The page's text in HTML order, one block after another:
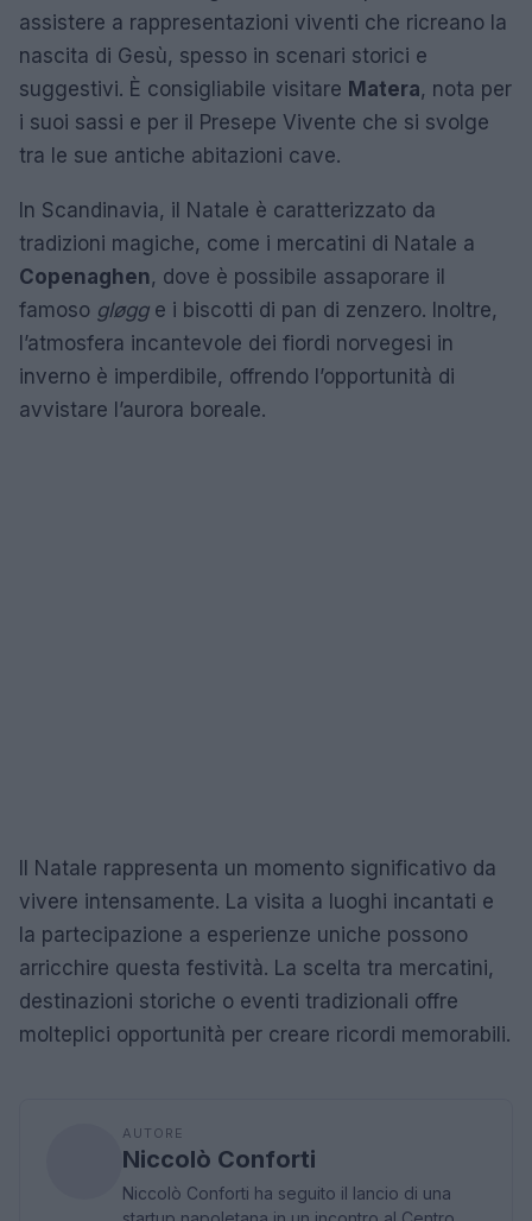
assistere a rappresentazioni viventi che ricreano la
nascita di Gesù, spesso in scenari storici e
suggestivi. È consigliabile visitare Matera, nota per
i suoi sassi e per il Presepe Vivente che si svolge
tra le sue antiche abitazioni cave.
In Scandinavia, il Natale è caratterizzato da
tradizioni magiche, come i mercatini di Natale a
Copenaghen, dove è possibile assaporare il
famoso gløgge i biscotti di pan di zenzero. Inoltre,
l’atmosfera incantevole dei fiordi norvegesi in
inverno è imperdibile, offrendo l’opportunità di
avvistare l’aurora boreale.
Il Natale rappresenta un momento significativo da
vivere intensamente. La visita a luoghi incantati e
la partecipazione a esperienze uniche possono
arricchire questa festività. La scelta tra mercatini,
destinazioni storiche o eventi tradizionali offre
molteplici opportunità per creare ricordi memorabili.
AUTORE
Niccolò Conforti
Niccolò Conforti ha seguito il lancio di una